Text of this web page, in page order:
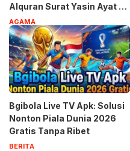
Alquran Surat Yasin Ayat 1-
83
AGAMA
Bgibola Live TV Apk: Solusi
Nonton Piala Dunia 2026
Gratis Tanpa Ribet
BERITA